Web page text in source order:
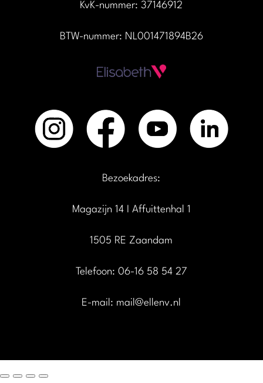
KvK-nummer: 37146912
BTW-nummer: NL001471894B26
Bezoekadres:
Magazijn 14 I Affuittenhal 1
1505 RE Zaandam
Telefoon: 06-16 58 54 27
E-mail: mail@ellenv.nl